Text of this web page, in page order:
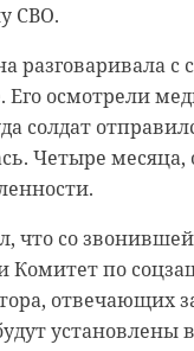
СВО.
разговаривала с
осмотрели
солдат
Четыре
что со
Комитет по
отвечающих
установлены